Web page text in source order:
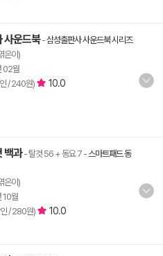
사운드북-삼성출판사 사운드북 시리즈
은이)
02월
/ 240원)
10.0
백과- 탈것 56 + 동요 7 -스마트패드 동
은이)
10월
/ 280원)
10.0